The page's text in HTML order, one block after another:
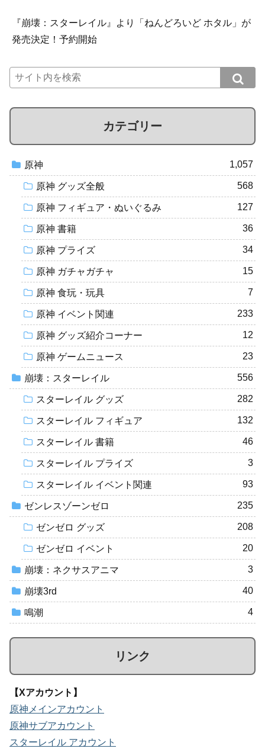
『崩壊：スターレイル』より「ねんどろいど ホタル」が
発売決定！予約開始
カテゴリー
原神 1,057
原神 グッズ全般 568
原神 フィギュア・ぬいぐるみ 127
原神 書籍 36
原神 プライズ 34
原神 ガチャガチャ 15
原神 食玩・玩具 7
原神 イベント関連 233
原神 グッズ紹介コーナー 12
原神 ゲームニュース 23
崩壊：スターレイル 556
スターレイル グッズ 282
スターレイル フィギュア 132
スターレイル 書籍 46
スターレイル プライズ 3
スターレイル イベント関連 93
ゼンレスゾーンゼロ 235
ゼンゼロ グッズ 208
ゼンゼロ イベント 20
崩壊：ネクサスアニマ 3
崩壊3rd 40
鳴潮 4
リンク
【Xアカウント】
原神メインアカウント
原神サブアカウント
スターレイル アカウント